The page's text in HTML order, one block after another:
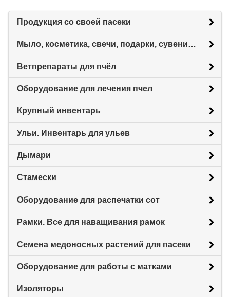
Продукция со своей пасеки
Мыло, косметика, свечи, подарки, сувениры.
Ветпрепараты для пчёл
Оборудование для лечения пчел
Крупный инвентарь
Ульи. Инвентарь для ульев
Дымари
Стамески
Оборудование для распечатки сот
Рамки. Все для наващивания рамок
Семена медоносных растений для пасеки
Оборудование для работы с матками
Изоляторы